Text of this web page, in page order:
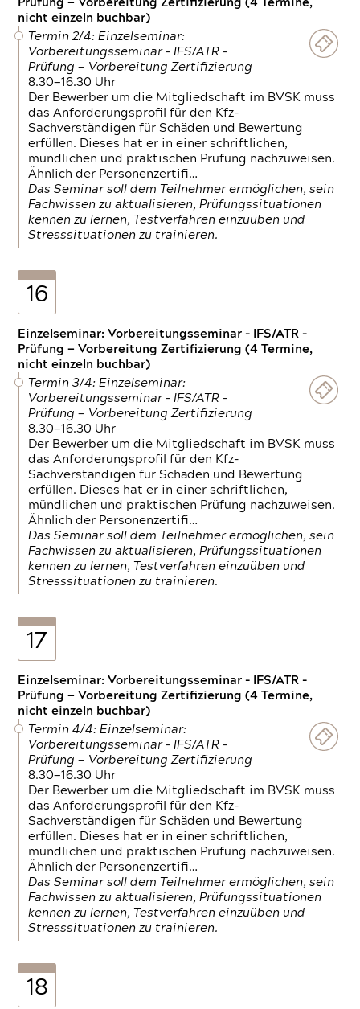
Prüfung — Vorbereitung Zertifizierung (4 Termine,
nicht einzeln buchbar)
Termin 2/4: Einzelseminar:
Vorbereitungsseminar - IFS/ATR -
Prüfung — Vorbereitung Zertifizierung
8.30—16.30 Uhr
Der Bewerber um die Mitgliedschaft im BVSK muss
das Anforderungsprofil für den Kfz-
Sachverständigen für Schäden und Bewertung
erfüllen. Dieses hat er in einer schriftlichen,
mündlichen und praktischen Prüfung nachzuweisen.
Ähnlich der Personenzertifi…
Das Seminar soll dem Teilnehmer ermöglichen, sein
Fachwissen zu aktualisieren, Prüfungssituationen
kennen zu lernen, Testverfahren einzuüben und
Stresssituationen zu trainieren.
16
Einzelseminar: Vorbereitungsseminar - IFS/ATR -
Prüfung — Vorbereitung Zertifizierung (4 Termine,
nicht einzeln buchbar)
Termin 3/4: Einzelseminar:
Vorbereitungsseminar - IFS/ATR -
Prüfung — Vorbereitung Zertifizierung
8.30—16.30 Uhr
Der Bewerber um die Mitgliedschaft im BVSK muss
das Anforderungsprofil für den Kfz-
Sachverständigen für Schäden und Bewertung
erfüllen. Dieses hat er in einer schriftlichen,
mündlichen und praktischen Prüfung nachzuweisen.
Ähnlich der Personenzertifi…
Das Seminar soll dem Teilnehmer ermöglichen, sein
Fachwissen zu aktualisieren, Prüfungssituationen
kennen zu lernen, Testverfahren einzuüben und
Stresssituationen zu trainieren.
17
Einzelseminar: Vorbereitungsseminar - IFS/ATR -
Prüfung — Vorbereitung Zertifizierung (4 Termine,
nicht einzeln buchbar)
Termin 4/4: Einzelseminar:
Vorbereitungsseminar - IFS/ATR -
Prüfung — Vorbereitung Zertifizierung
8.30—16.30 Uhr
Der Bewerber um die Mitgliedschaft im BVSK muss
das Anforderungsprofil für den Kfz-
Sachverständigen für Schäden und Bewertung
erfüllen. Dieses hat er in einer schriftlichen,
mündlichen und praktischen Prüfung nachzuweisen.
Ähnlich der Personenzertifi…
Das Seminar soll dem Teilnehmer ermöglichen, sein
Fachwissen zu aktualisieren, Prüfungssituationen
kennen zu lernen, Testverfahren einzuüben und
Stresssituationen zu trainieren.
18